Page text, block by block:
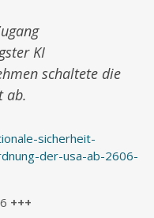
KI
schaltete die
ab.
sicherheit-
der-usa-ab-2606-
+++